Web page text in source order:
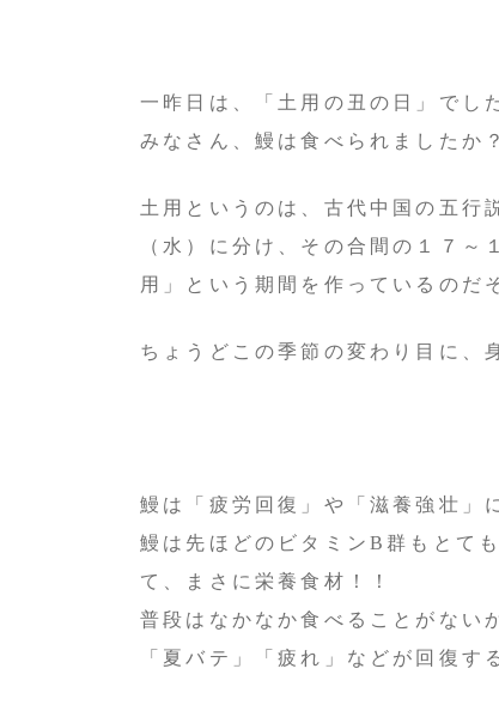
一昨日は、「土用の丑の日」でし
みなさん、鰻は食べられましたか？
土用というのは、古代中国の五行
（水）に分け、その合間の１７
用」という期間を作っているのだ
ちょうどこの季節の変わり目に、
鰻は「疲労回復」や「滋養強壮」
鰻は先ほどのビタミンB群もとて
て、まさに栄養食材！！
普段はなかなか食べることがない
「夏バテ」「疲れ」などが回復す